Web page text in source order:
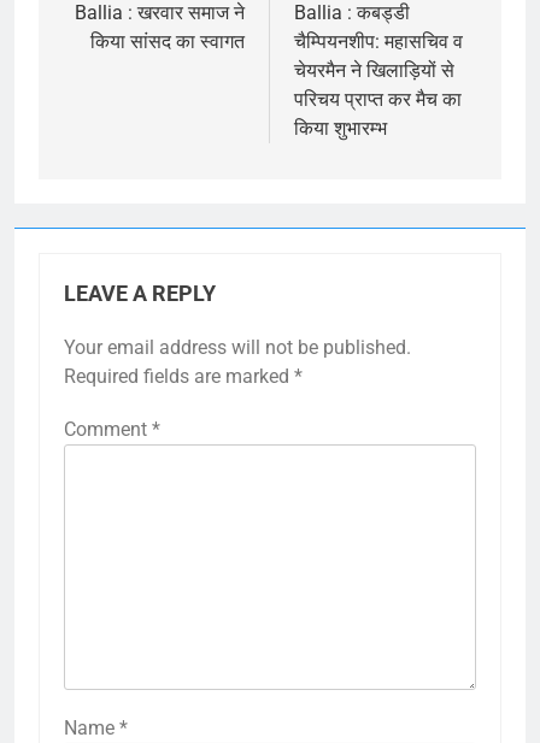
navigation
Ballia : खरवार समाज ने
किया सांसद का स्वागत
Ballia : कबड्डी
चैम्पियनशीप: महासचिव व
चेयरमैन ने खिलाड़ियों से
परिचय प्राप्त कर मैच का
किया शुभारम्भ
LEAVE A REPLY
Your email address will not be published.
Required fields are marked *
Comment *
Name *